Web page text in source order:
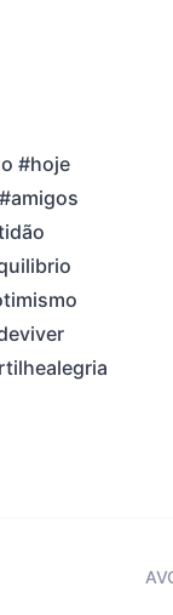
#hoje